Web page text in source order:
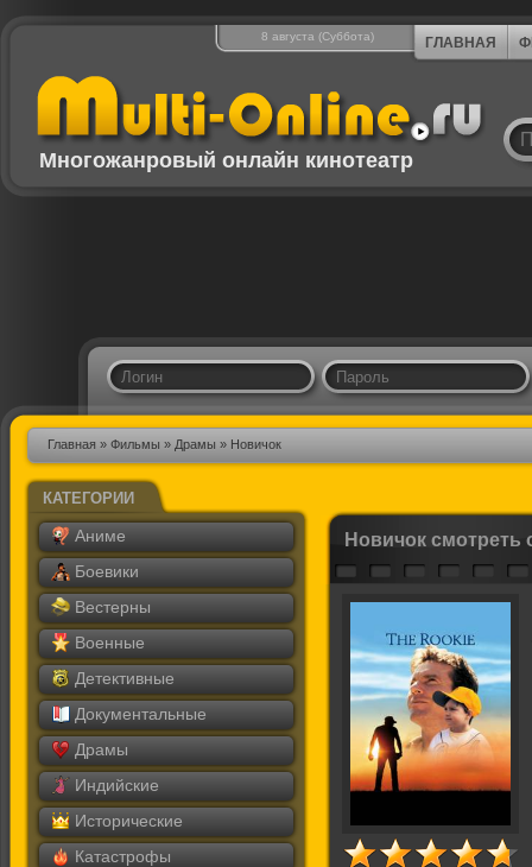
8 августа (Суббота) ГЛАВНАЯ
Многожанровый онлайн кинотеатр
Главная » Фильмы » Драмы » Новичок
КАТЕГОРИИ
Аниме
Боевики
Вестерны
Военные
Детективные
Документальные
Драмы
Индийские
Исторические
Катастрофы
Новичок смотреть